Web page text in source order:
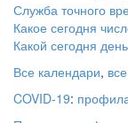
Служба точного
Какое сегодня
Какой сегодня
Все календари,
COVID-19: